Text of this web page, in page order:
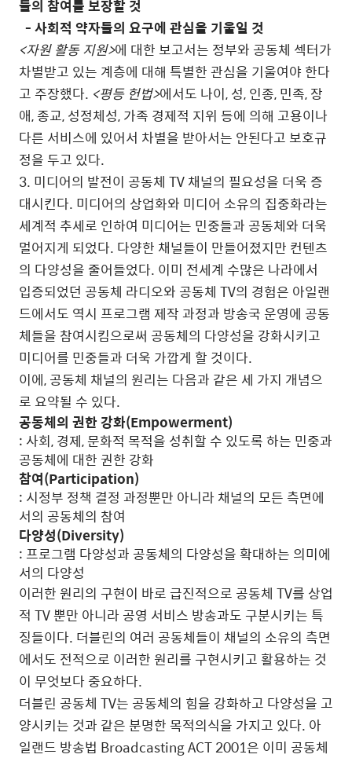
들의 참여를 보장할 것
- 사회적 약자들의 요구에 관심을 기울일 것
<자원 활동 지원>에 대한 보고서는 정부와 공동체 섹터가
차별받고 있는 계층에 대해 특별한 관심을 기울여야 한다
고 주장했다. <평등 헌법>에서도 나이, 성, 인종, 민족, 장
애, 종교, 성정체성, 가족 경제적 지위 등에 의해 고용이나
다른 서비스에 있어서 차별을 받아서는 안된다고 보호규
정을 두고 있다.
3. 미디어의 발전이 공동체 TV 채널의 필요성을 더욱 증
대시킨다. 미디어의 상업화와 미디어 소유의 집중화라는
세계적 추세로 인하여 미디어는 민중들과 공동체와 더욱
멀어지게 되었다. 다양한 채널들이 만들어졌지만 컨텐츠
의 다양성을 줄어들었다. 이미 전세계 수많은 나라에서
입증되었던 공동체 라디오와 공동체 TV의 경험은 아일랜
드에서도 역시 프로그램 제작 과정과 방송국 운영에 공동
체들을 참여시킴으로써 공동체의 다양성을 강화시키고
미디어를 민중들과 더욱 가깝게 할 것이다.
이에, 공동체 채널의 원리는 다음과 같은 세 가지 개념으
로 요약될 수 있다.
공동체의 권한 강화(Empowerment)
: 사회, 경제, 문화적 목적을 성취할 수 있도록 하는 민중과
공동체에 대한 권한 강화
참여(Participation)
: 시정부 정책 결정 과정뿐만 아니라 채널의 모든 측면에
서의 공동체의 참여
다양성(Diversity)
: 프로그램 다양성과 공동체의 다양성을 확대하는 의미에
서의 다양성
이러한 원리의 구현이 바로 급진적으로 공동체 TV를 상업
적 TV 뿐만 아니라 공영 서비스 방송과도 구분시키는 특
징들이다. 더블린의 여러 공동체들이 채널의 소유의 측면
에서도 전적으로 이러한 원리를 구현시키고 활용하는 것
이 무엇보다 중요하다.
더블린 공동체 TV는 공동체의 힘을 강화하고 다양성을 고
양시키는 것과 같은 분명한 목적의식을 가지고 있다. 아
일랜드 방송법 Broadcasting ACT 2001은 이미 공동체